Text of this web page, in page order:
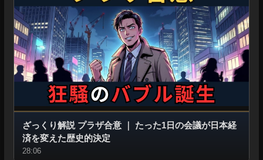
ざっくり解説 プラザ合意｜ たった1日の会議が日本経
済を変えた歴史的決定
28:06